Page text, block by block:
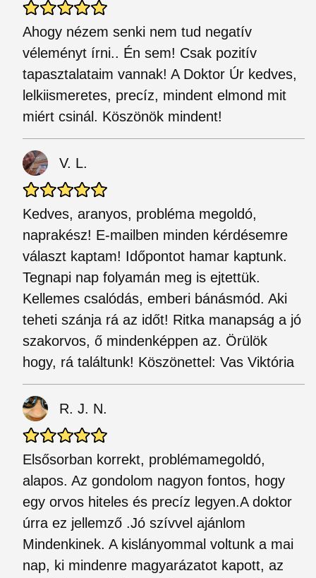
Ahogy nézem senki nem tud negatív
véleményt írni.. Én sem! Csak pozitív
tapasztalataim vannak! A Doktor Úr kedves,
lelkiismeretes, precíz, mindent elmond mit
miért csinál. Köszönök mindent!
V. L.
Kedves, aranyos, probléma megoldó,
naprakész! E-mailben minden kérdésemre
választ kaptam! Időpontot hamar kaptunk.
Tegnapi nap folyamán meg is ejtettük.
Kellemes csalódás, emberi bánásmód. Aki
teheti szánja rá az időt! Ritka manapság a jó
szakorvos, ő mindenképpen az. Örülök
hogy, rá találtunk! Köszönettel: Vas Viktória
R. J. N.
Elsősorban korrekt, problémamegoldó,
alapos. Az gondolom nagyon fontos, hogy
egy orvos hiteles és precíz legyen.A doktor
úrra ez jellemző .Jó szívvel ajánlom
Mindenkinek. A kislányommal voltunk a mai
nap, ki mindenre magyarázatot kapott, az